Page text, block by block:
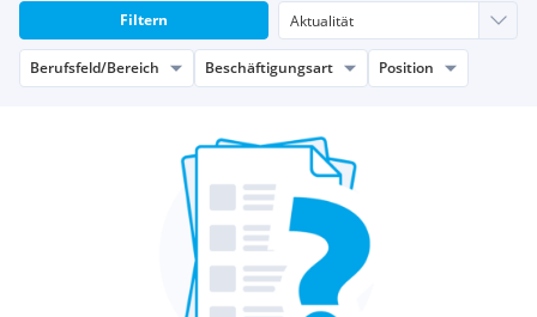
Filtern
Berufsfeld/Bereich Beschäftigungsart Position